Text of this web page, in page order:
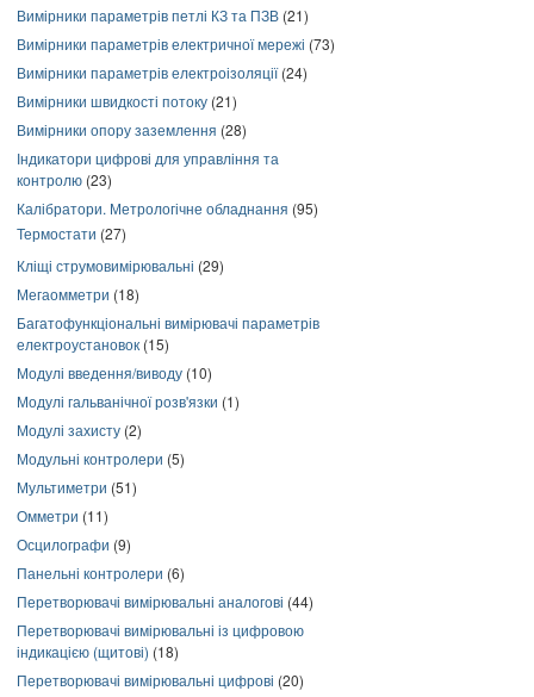
Вимірники параметрів петлі КЗ та ПЗВ (21)
Вимірники параметрів електричної мережі (73)
Вимірники параметрів електроізоляції(24)
Вимірники швидкості потоку (21)
Вимірники опору заземлення (28)
Індикатори цифрові для управління та
контролю (23)
Калібратори. Метрологічне обладнання (95)
Термостати (27)
Кліщі струмовимірювальні (29)
Мегаомметри (18)
Багатофункціональні вимірювачі параметрів
електроустановок (15)
Модулі введення/виводу (10)
Модулі гальванічної розв'язки (1)
Модулі захисту (2)
Модульні контролери (5)
Мультиметри (51)
Омметри (11)
Осцилографи (9)
Панельні контролери (6)
Перетворювачі вимірювальні аналогові (44)
Перетворювачі вимірювальні із цифровою
індикацією (щитові) (18)
Перетворювачі вимірювальні цифрові (20)